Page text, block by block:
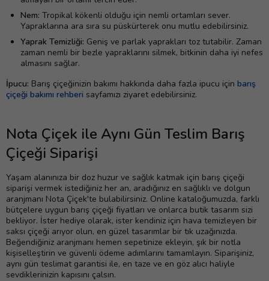
Nem: Tropikal kökenli olduğu için nemli ortamları sever.
Yapraklarına ara sıra su püskürterek onu mutlu edebilirsiniz.
Yaprak Temizliği: Geniş ve parlak yaprakları toz tutabilir. Zaman
zaman nemli bir bezle yapraklarını silmek, bitkinin daha iyi nefes
almasını sağlar.
İpucu: Barış çiçeğinizin bakımı hakkında daha fazla ipucu için barış
çiçeği bakımı rehberi sayfamızı ziyaret edebilirsiniz.
Nota Çiçek ile Aynı Gün Teslim Barış
Çiçeği Siparişi
Yaşam alanınıza bir doz huzur ve sağlık katmak için barış çiçeği
siparişi vermek istediğiniz her an, aradığınız en sağlıklı ve dolgun
aranjmanı Nota Çiçek'te bulabilirsiniz. Online kataloğumuzda, farklı
bütçelere uygun barış çiçeği fiyatları ve onlarca butik tasarım sizi
bekliyor. İster hediye olarak, ister kendiniz için hava temizleyen bir
saksı çiçeği arıyor olun, en güzel tasarımlar bir tık uzağınızda.
Beğendiğiniz aranjmanı hemen sepetinize ekleyin, şık bir notla
kişiselleştirin ve güvenli ödeme adımlarını tamamlayın. Siparişiniz,
aynı gün teslimat garantisi ile, en taze ve en göz alıcı haliyle
sevdiklerinizin kapısını çalsın.